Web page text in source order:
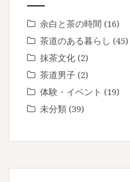
余白と茶の時間 (16)
茶道のある暮らし (45)
抹茶文化 (2)
茶道男子 (2)
体験・イベント (19)
未分類 (39)